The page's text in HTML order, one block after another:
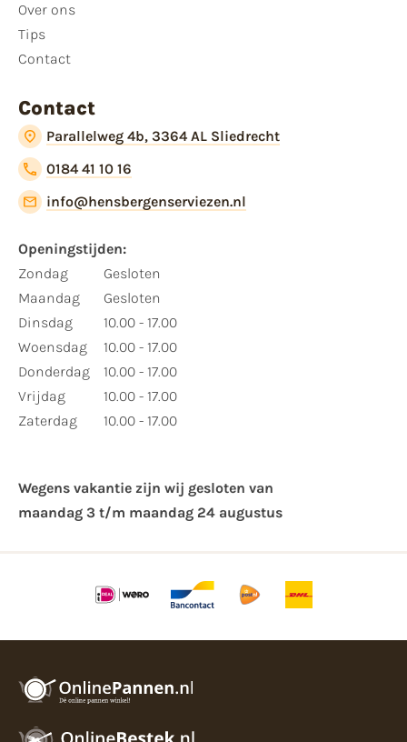
Over ons
Tips
Contact
Contact
Parallelweg 4b, 3364 AL Sliedrecht
0184 41 10 16
info@hensbergenserviezen.nl
Openingstijden:
Zondag
Maandag
Dinsdag
Woensdag
Donderdag
Vrijdag
Zaterdag
Gesloten
Gesloten
10.00 - 17.00
10.00 - 17.00
10.00 - 17.00
10.00 - 17.00
10.00 - 17.00
Wegens vakantie zijn wij gesloten van ​
maandag 3 t/m maandag 24 augustus